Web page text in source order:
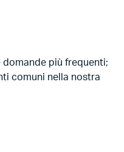
domande più frequenti;
comuni nella nostra